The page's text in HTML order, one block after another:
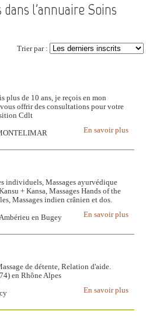
l'annuaire Soins
Trier par :
plus de 10 ans, je reçois en mon
offrir des consultations pour votre
Cdlt
En savoir plus
individuels, Massages ayurvédique
+ Kansa, Massages Hands of the
Massages indien crânien et dos.
En savoir plus
en Bugey
de détente, Relation d'aide.
en Rhône Alpes
En savoir plus